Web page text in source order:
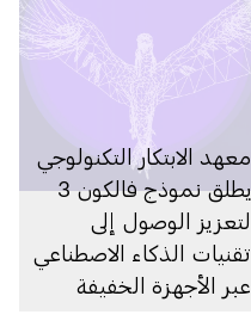
معهد الابتكار التكنولوجي
يطلق نموذج فالكون 3
لتعزيز الوصول إلى
تقنيات الذكاء الاصطناعي
عبر الأجهزة الخفيفة